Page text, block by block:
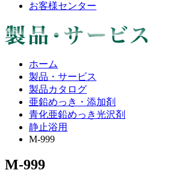
お客様センター
ホーム
製品・サービス
製品カタログ
亜鉛めっき・添加剤
青化亜鉛めっき光沢剤
静止浴用
M-999
M-999